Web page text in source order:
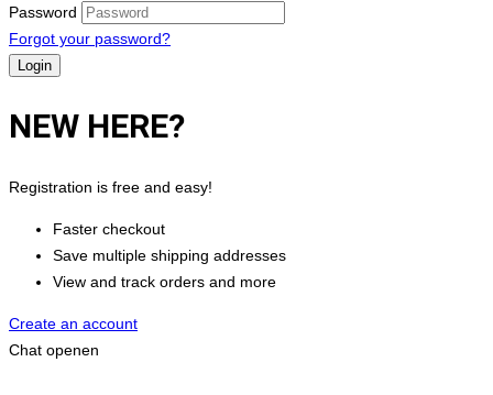
Password
Forgot your password?
NEW HERE?
Registration is free and easy!
Faster checkout
Save multiple shipping addresses
View and track orders and more
Create an account
Chat openen